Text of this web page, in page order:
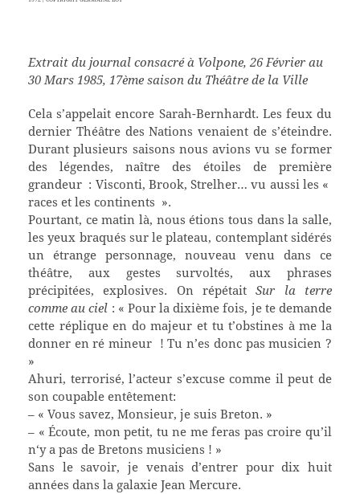
Extrait du journal consacré à Volpone, 26 Février au
30 Mars 1985, 17ème saison du Théâtre de la Ville
Cela s’appelait encore Sarah-Bernhardt. Les feux du
dernier Théâtre des Nations venaient de s’éteindre.
Durant plusieurs saisons nous avions vu se former
des légendes, naître des étoiles de première
grandeur : Visconti, Brook, Strelher… vu aussi les «
races et les continents ».
Pourtant, ce matin là, nous étions tous dans la salle,
les yeux braqués sur le plateau, contemplant sidérés
un étrange personnage, nouveau venu dans ce
théâtre, aux gestes survoltés, aux phrases
précipitées, explosives. On répétaitSur la terre
comme au ciel : « Pour la dixième fois, je te demande
cette réplique en do majeur et tu t’obstines à me la
donner en ré mineur ! Tu n’es donc pas musicien ?
»
Ahuri, terrorisé, l’acteur s’excuse comme il peut de
son coupable entêtement:
– « Vous savez, Monsieur, je suis Breton. »
– « Écoute, mon petit, tu ne me feras pas croire qu’il
n‘y a pas de Bretons musiciens ! »
Sans le savoir, je venais d’entrer pour dix huit
années dans la galaxie Jean Mercure.